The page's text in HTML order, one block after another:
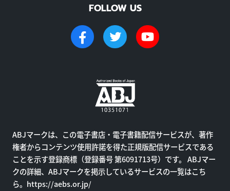
FOLLOW US
ABJマークは、この電子書店・電子書籍配信サービスが、著作
権者からコンテンツ使用許諾を得た正規版配信サービスである
ことを示す登録商標（登録番号 第6091713号）です。 ABJマー
クの詳細、ABJマークを掲示しているサービスの一覧はこち
ら。 https://aebs.or.jp/